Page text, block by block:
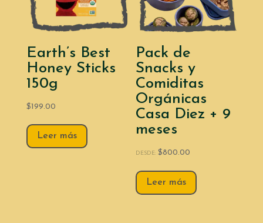
Earth’s Best
Honey Sticks
150g
$199.00
Leer más
Pack de
Snacks y
Comiditas
Orgánicas
Casa Diez + 9
meses
DESDE:$800.00
Leer más